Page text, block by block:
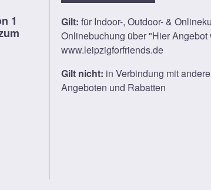
1
Gilt: für Indoor-, Outdoor- &
Onlinebuchung über "Hier Angebot
www.leipzigforfriends.de
Gilt nicht: in Verbindung mit
Angeboten und Rabatten